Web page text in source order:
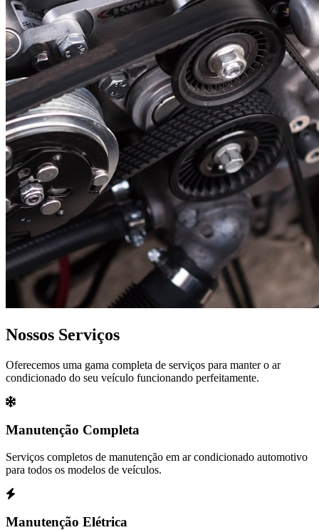
Nossos Serviços
Oferecemos uma gama completa de serviços para manter o ar
condicionado do seu veículo funcionando perfeitamente.
Manutenção Completa
Serviços completos de manutenção em ar condicionado automotivo
para todos os modelos de veículos.
Manutenção Elétrica